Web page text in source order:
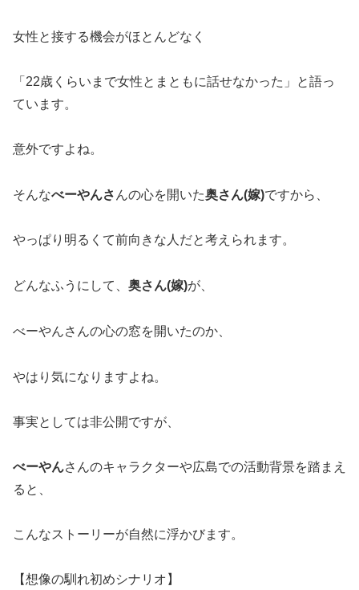
女性と接する機会がほとんどなく
「22歳くらいまで女性とまともに話せなかった」と語っ
ています。
意外ですよね。
そんなべーやんさ んの心を開いた奥さん(嫁)ですから、
やっぱり明るくて前向きな人だと考えられます。
どんなふうにして、 奥さん(嫁)が、
べーやんさんの心の窓を開いたのか、
やはり気になりますよね。
事実としては非公開ですが、
べーやんさんのキャラクターや広島での活動背景を踏まえ
ると、
こんなストーリーが自然に浮かびます。
【想像の馴れ初めシナリオ】